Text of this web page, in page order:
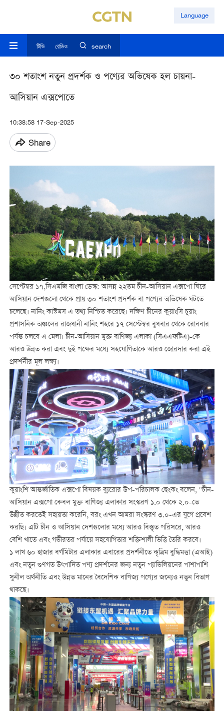
Language
টিভি রেডিও search
৩০ শতাংশ নতুন প্রদর্শক ও পণ্যের অভিষেক হল চায়না-
আসিয়ান এক্সপোতে
10:38:58 17-Sep-2025
Share
সেপ্টেম্বর ১৭,সিএমজি বাংলা ডেস্ক: আসন্ন ২২তম চীন-আসিয়ান এক্সপো ঘিরে
আসিয়ান দেশগুলো থেকে প্রায় ৩০ শতাংশ প্রদর্শক বা পণ্যের অভিষেক ঘটতে
চলেছে। নানিং কাস্টমস এ তথ্য নিশ্চিত করেছে। দক্ষিণ চীনের কুয়াংসি চুয়াং
প্রশাসনিক অঞ্চলের রাজধানী নানিং শহরে ১৭ সেপ্টেম্বর বুধবার থেকে রোববার
পর্যন্ত চলবে এ মেলা। চীন-আসিয়ান মুক্ত বাণিজ্য এলাকা (সিএএফটিএ)-কে
আরও উন্নত করা এবং দুই পক্ষের মধ্যে সহযোগিতাকে আরও জোরদার করা এই
প্রদর্শনীর মূল লক্ষ্য।
কুয়াংশি আন্তর্জাতিক এক্সপো বিষয়ক ব্যুরোর উপ-পরিচালক ছেংকং বলেন, "চীন-
আসিয়ান এক্সপো কেবল মুক্ত বাণিজ্য এলাকার সংস্করণ ১.০ থেকে ২.০-তে
উন্নীত করতেই সহায়তা করেনি, বরং এখন আমরা সংস্করণ ৩.০-এর যুগে প্রবেশ
করছি। এটি চীন ও আসিয়ান দেশগুলোর মধ্যে আরও বিস্তৃত পরিসরে, আরও
বেশি খাতে এবং গভীরতর পর্যায়ে সহযোগিতার শক্তিশালী ভিত্তি তৈরি করবে।
১ লাখ ৬০ হাজার বর্গমিটার এলাকার এবারের প্রদর্শনীতে কৃত্রিম বুদ্ধিমত্তা (এআই)
এবং নতুন গুণগত উৎপাদিত পণ্য প্রদর্শনের জন্য নতুন প্যাভিলিয়নের পাশাপাশি
সুনীল অর্থনীতি এবং উন্নত মানের বৈদেশিক বাণিজ্য পণ্যের জন্যেও নতুন বিভাগ
থাকছে।